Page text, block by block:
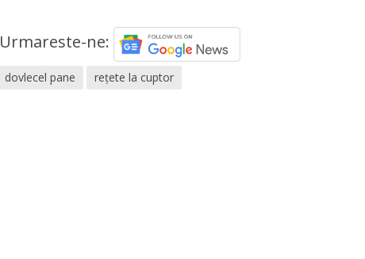
Urmareste-ne:
dovlecel pane rețete la cuptor